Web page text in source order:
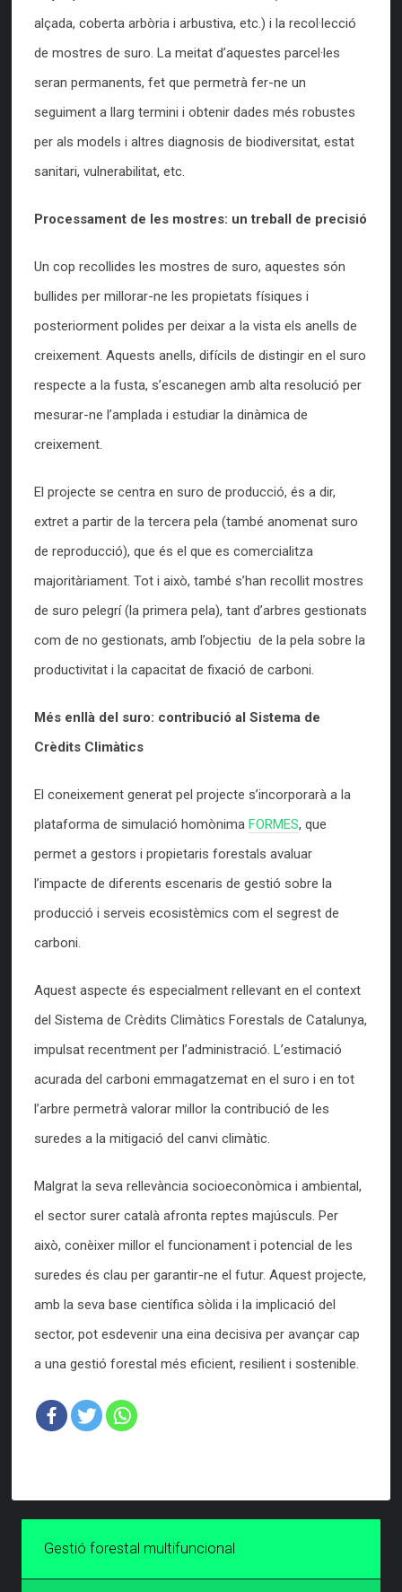
alçada, coberta arbòria i arbustiva, etc.) i la recol·lecció
de mostres de suro. La meitat d’aquestes parcel·les
seran permanents, fet que permetrà fer-ne un
seguiment a llarg termini i obtenir dades més robustes
per als models i altres diagnosis de biodiversitat, estat
sanitari, vulnerabilitat, etc.
Processament de les mostres: un treball de precisió
Un cop recollides les mostres de suro, aquestes són
bullides per millorar-ne les propietats físiques i
posteriorment polides per deixar a la vista els anells de
creixement. Aquests anells, difícils de distingir en el suro
respecte a la fusta, s’escanegen amb alta resolució per
mesurar-ne l’amplada i estudiar la dinàmica de
creixement.
El projecte se centra en suro de producció, és a dir,
extret a partir de la tercera pela (també anomenat suro
de reproducció), que és el que es comercialitza
majoritàriament. Tot i això, també s’han recollit mostres
de suro pelegrí (la primera pela), tant d’arbres gestionats
com de no gestionats, amb l’objectiu de la pela sobre la
productivitat i la capacitat de fixació de carboni.
Més enllà del suro: contribució al Sistema de
Crèdits Climàtics
El coneixement generat pel projecte s’incorporarà a la
plataforma de simulació homònima FORMES, que
permet a gestors i propietaris forestals avaluar
l’impacte de diferents escenaris de gestió sobre la
producció i serveis ecosistèmics com el segrest de
carboni.
Aquest aspecte és especialment rellevant en el context
del Sistema de Crèdits Climàtics Forestals de Catalunya,
impulsat recentment per l’administració. L’estimació
acurada del carboni emmagatzemat en el suro i en tot
l’arbre permetrà valorar millor la contribució de les
suredes a la mitigació del canvi climàtic.
Malgrat la seva rellevància socioeconòmica i ambiental,
el sector surer català afronta reptes majúsculs. Per
això, conèixer millor el funcionament i potencial de les
suredes és clau per garantir-ne el futur. Aquest projecte,
amb la seva base científica sòlida i la implicació del
sector, pot esdevenir una eina decisiva per avançar cap
a una gestió forestal més eficient, resilient i sostenible.
Gestió forestal multifuncional